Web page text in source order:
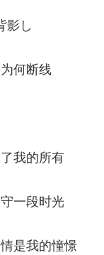
影し
何断线
我的所有
一段时光
是我的憧憬